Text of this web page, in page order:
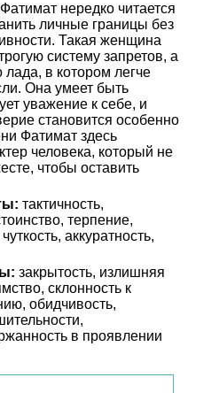
нередко читается
личные границы без
Такая женщина
систему запретов, а
в котором легче
Она умеет быть
уважение к себе, и
становится особенно
Фатимат здесь
человека, который не
чтобы оставить
тактичность,
терпение,
аккуратность,
закрытость, излишняя
склонность к
обидчивость,
в проявлении